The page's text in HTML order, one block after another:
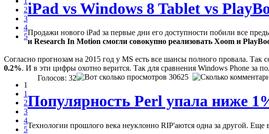
2
3
4
5
iPad vs Windows 8 Tablet vs
Продажи нового iPad за первые дни его доступности побили все
и Research In Motion смогли совокупно реализовать Xoom и
Согласно прогнозам на 2015 год у MS есть все шансы полного провала. Так
0.2%. И в эти цифры охотно верится. Так для сравнения Windows Phone за
1
1
2
3
4
5
Голосов: 32 30625
Популярность Perl упала ниже
Технологии прошлого века неуклонно RIP'аются одна за другой.